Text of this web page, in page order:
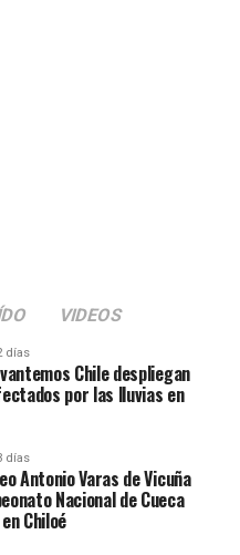
VIDEOS
días
Chile despliegan
por las lluvias en
días
Antonio Varas de Vicuña
Nacional de Cueca
Chiloé